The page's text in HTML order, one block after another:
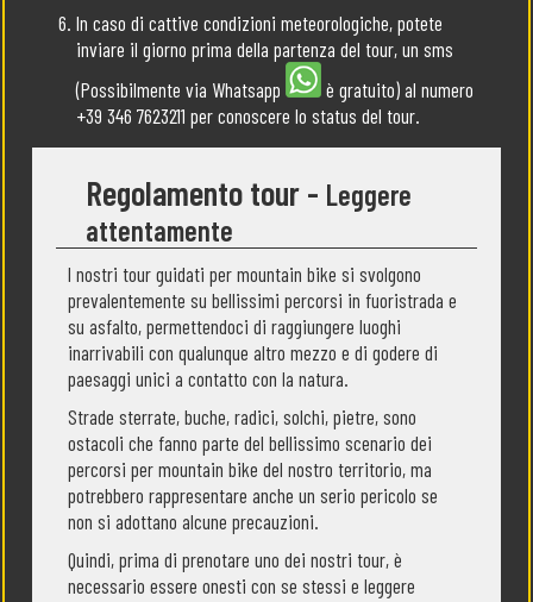
In caso di cattive condizioni meteorologiche, potete
inviare il giorno prima della partenza del tour, un sms
(Possibilmente via Whatsapp
è gratuito) al numero
+39 346 7623211 per conoscere lo status del tour.
Regolamento tour - Leggere
attentamente
I nostri tour guidati per mountain bike si svolgono
prevalentemente su bellissimi percorsi in fuoristrada e
su asfalto, permettendoci di raggiungere luoghi
inarrivabili con qualunque altro mezzo e di godere di
paesaggi unici a contatto con la natura.
Strade sterrate, buche, radici, solchi, pietre, sono
ostacoli che fanno parte del bellissimo scenario dei
percorsi per mountain bike del nostro territorio, ma
potrebbero rappresentare anche un serio pericolo se
non si adottano alcune precauzioni.
Quindi, prima di prenotare uno dei nostri tour, è
necessario essere onesti con se stessi e leggere